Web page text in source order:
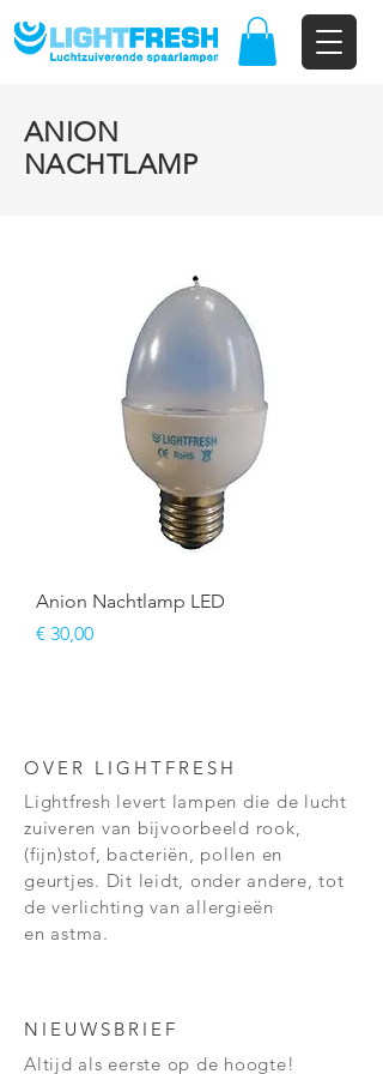
ANION
NACHTLAMP
Anion Nachtlamp LED
Prijs
€ 30,00
OVER LIGHTFRESH
Lightfresh levert lampen die de lucht
zuiveren van bijvoorbeeld rook,
(fijn)stof, bacteriën, pollen en
geurtjes. Dit leidt, onder andere, tot
de verlichting van allergieën
en astma.
NIEUWSBRIEF
Altijd als eerste op de hoogte!